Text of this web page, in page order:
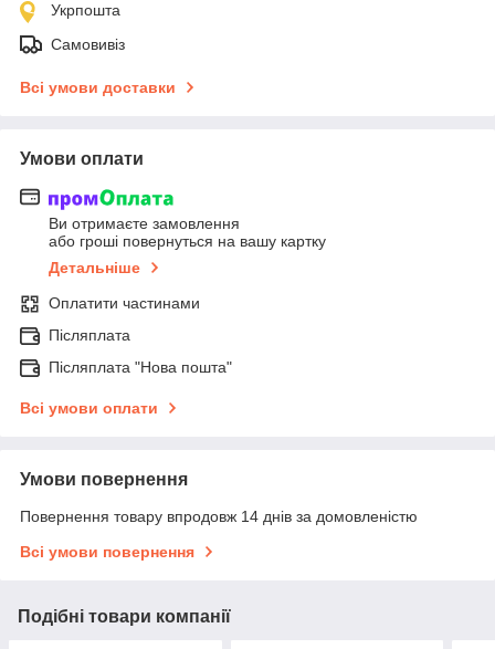
Укрпошта
Самовивіз
Всі умови доставки
Умови оплати
Ви отримаєте замовлення
або гроші повернуться на вашу картку
Детальніше
Оплатити частинами
Післяплата
Післяплата "Нова пошта"
Всі умови оплати
Умови повернення
Повернення товару впродовж 14 днів за домовленістю
Всі умови повернення
Подібні товари компанії